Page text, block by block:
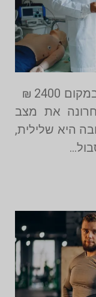
מדרסים מאוחדת 750 ₪ בלבד במקום 2400 ₪
את מצב
היא שלילית,